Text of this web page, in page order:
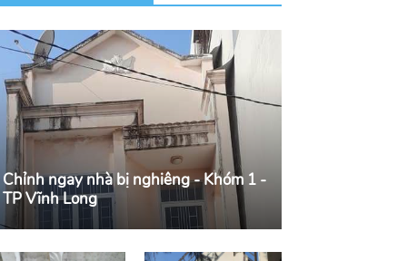
Chỉnh ngay nhà bị nghiêng - Khóm 1 -
TP Vĩnh Long